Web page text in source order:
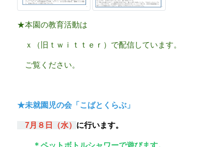
★本園の教育活動は
ｘ（旧ｔｗｉｔｔｅｒ）で配信しています。
ご覧ください。
★未就園児の会「こばとくらぶ」
7月８ 日（水） に行います。
＊ペットボトルシャワーで遊びます。